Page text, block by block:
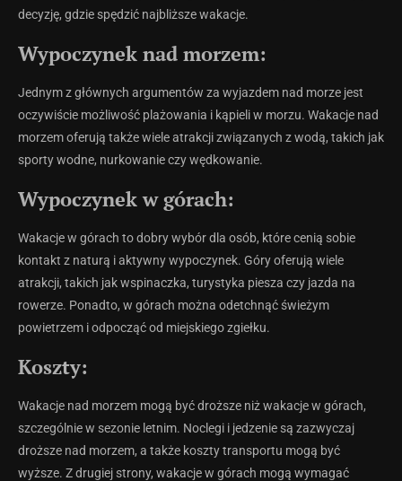
decyzję, gdzie spędzić najbliższe wakacje.
Wypoczynek nad morzem:
Jednym z głównych argumentów za wyjazdem nad morze jest
oczywiście możliwość plażowania i kąpieli w morzu. Wakacje nad
morzem oferują także wiele atrakcji związanych z wodą, takich jak
sporty wodne, nurkowanie czy wędkowanie.
Wypoczynek w górach:
Wakacje w górach to dobry wybór dla osób, które cenią sobie
kontakt z naturą i aktywny wypoczynek. Góry oferują wiele
atrakcji, takich jak wspinaczka, turystyka piesza czy jazda na
rowerze. Ponadto, w górach można odetchnąć świeżym
powietrzem i odpocząć od miejskiego zgiełku.
Koszty:
Wakacje nad morzem mogą być droższe niż wakacje w górach,
szczególnie w sezonie letnim. Noclegi i jedzenie są zazwyczaj
droższe nad morzem, a także koszty transportu mogą być
wyższe. Z drugiej strony, wakacje w górach mogą wymagać